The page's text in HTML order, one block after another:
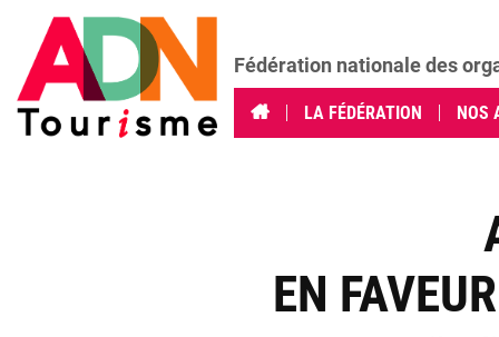
Fédération nationale des
LA FÉDÉRATION NOS
EN